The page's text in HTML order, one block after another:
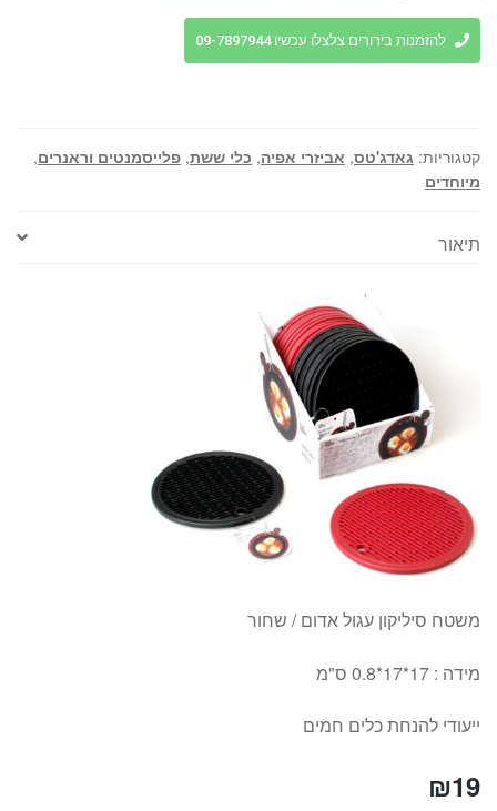
תחתית
סיליקון
להנחת
להזמנות בירורים צלצלו עכשיו 09-7897944
קטגוריות: גאדג'טס, אביזרי אפיה, כלי ששת, פלייסמנטים וראנרים,
מיוחדים
תיאור
משטח סיליקון עגול אדום / שחור
מידה : 17*17*0.8 ס"מ
ייעודי להנחת כלים חמים
₪19